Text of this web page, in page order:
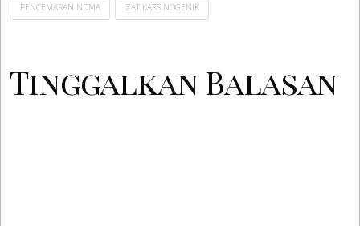
PENCEMARAN NDMA ZAT KARSINOGENIK
Tinggalkan Balasan